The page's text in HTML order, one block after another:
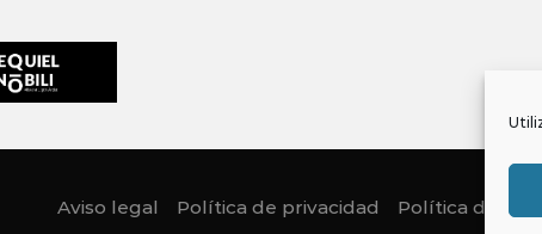
Aviso legal Política de privacidad Política de